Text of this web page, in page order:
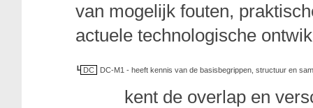
van mogelijk fouten,
actuele technologische
DC DC-M1 - heeft kennis van de basisbegrippen, structuur en
kent de overlap en